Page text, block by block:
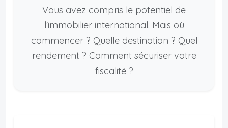
Vous avez compris le potentiel de
l'immobilier international. Mais où
commencer ? Quelle destination ? Quel
rendement ? Comment sécuriser votre
fiscalité ?